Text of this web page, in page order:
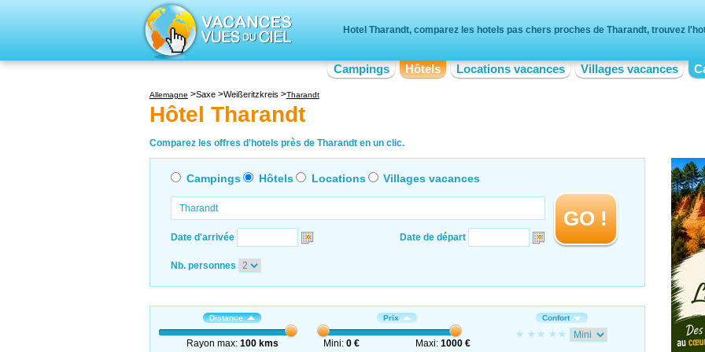
Hotel Tharandt, comparez les hotels pas chers proches de Tharandt, trouvez
Campings Hôtels Locations vacances Villages vacances
Allemagne Saxe Weißeritzkreis Tharandt
Hôtel Tharandt
Comparez les offres d'hotels près de Tharandt en un clic.
Campings Hôtels Locations Villages vacances
Date d'arrivée Date de départ
GO !
Nb. personnes
Distance
Rayon max: 100 kms
Prix
Mini:0 € Maxi: 1000 €
Confort